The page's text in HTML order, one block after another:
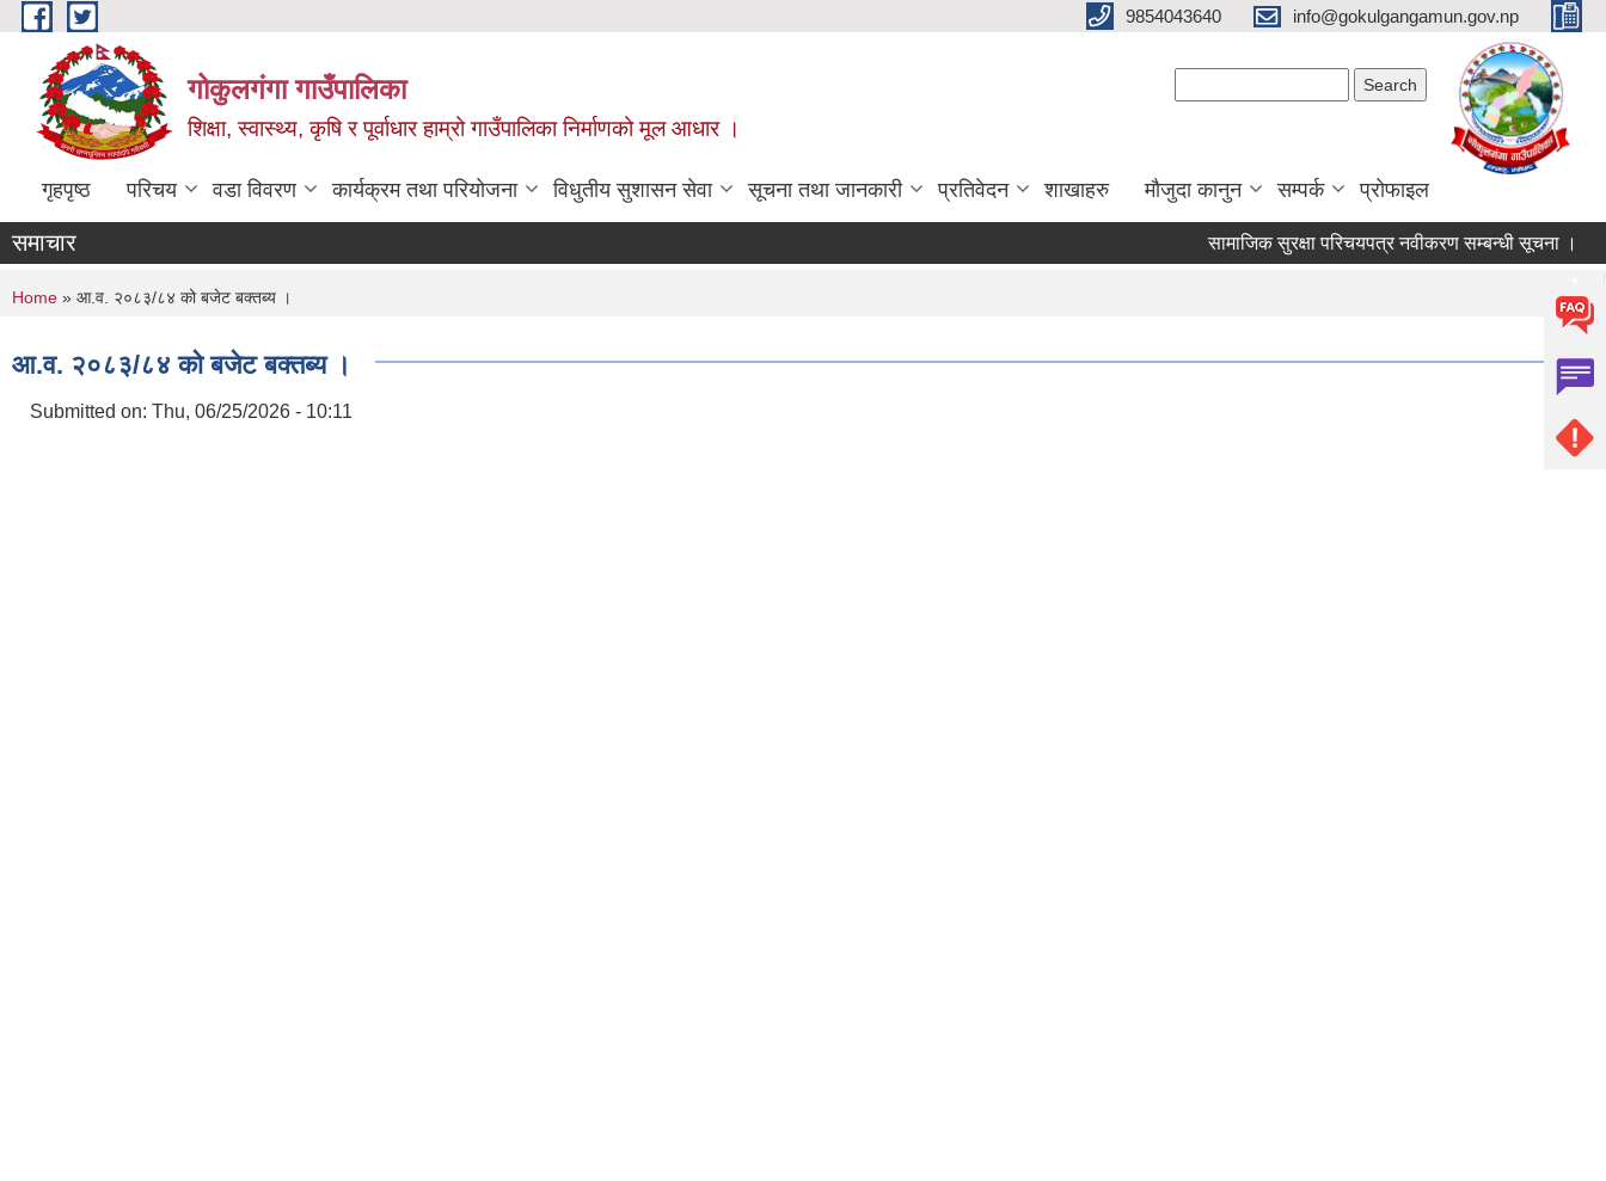
Skip to main content 9854043640 info@gokulgangamun.gov.np
गोकुलगंगा गाउँपालिका
शिक्षा, स्वास्थ्य, कृषि र पूर्वाधार हाम्रो गाउँपालिका निर्माणको मूल आधार ।
गृहपृष्ठ परिचय वडा विवरण कार्यक्रम तथा परियोजना विधुतीय सुशासन सेवा सूचना तथा जानकारी प्रतिवेदन शाखाहरु मौजुदा कानुन सम्पर्क प्रोफाइल
समाचार सामाजिक सुरक्षा परिचयपत्र नवीकरण सम्बन्धी सूचना ।
You are here
Home » आ.व. २०८३/८४ को बजेट बक्तब्य ।
आ.व. २०८३/८४ को बजेट बक्तब्य ।
Submitted on: Thu, 06/25/2026 - 10:11